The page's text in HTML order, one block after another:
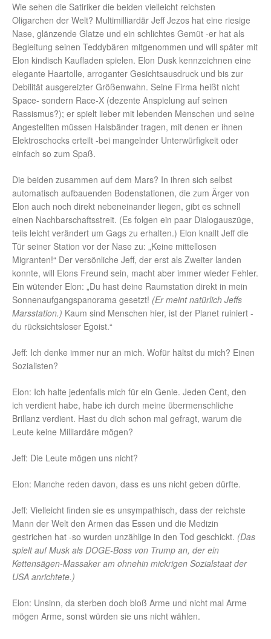
Wie sehen die Satiriker die beiden vielleicht reichsten
Oligarchen der Welt? Multimilliardär Jeff Jezos hat eine riesige
Nase, glänzende Glatze und ein schlichtes Gemüt -er hat als
Begleitung seinen Teddybären mitgenommen und will später mit
Elon kindisch Kaufladen spielen. Elon Dusk kennzeichnen eine
elegante Haartolle, arroganter Gesichtsausdruck und bis zur
Debilität ausgereizter Größenwahn. Seine Firma heißt nicht
Space- sondern Race-X (dezente Anspielung auf seinen
Rassismus?); er spielt lieber mit lebenden Menschen und seine
Angestellten müssen Halsbänder tragen, mit denen er ihnen
Elektroschocks erteilt -bei mangelnder Unterwürfigkeit oder
einfach so zum Spaß.
Die beiden zusammen auf dem Mars? In ihren sich selbst
automatisch aufbauenden Bodenstationen, die zum Ärger von
Elon auch noch direkt nebeneinander liegen, gibt es schnell
einen Nachbarschaftsstreit. (Es folgen ein paar Dialogauszüge,
teils leicht verändert um Gags zu erhalten.) Elon knallt Jeff die
Tür seiner Station vor der Nase zu: „Keine mittellosen
Migranten!“ Der versönliche Jeff, der erst als Zweiter landen
konnte, will Elons Freund sein, macht aber immer wieder Fehler.
Ein wütender Elon: „Du hast deine Raumstation direkt in mein
Sonnenaufgangspanorama gesetzt! (Er meint natürlich Jeffs
Marsstation.) Kaum sind Menschen hier, ist der Planet ruiniert -
du rücksichtsloser Egoist.“
Jeff: Ich denke immer nur an mich. Wofür hältst du mich? Einen
Sozialisten?
Elon: Ich halte jedenfalls mich für ein Genie. Jeden Cent, den
ich verdient habe, habe ich durch meine übermenschliche
Brillanz verdient. Hast du dich schon mal gefragt, warum die
Leute keine Milliardäre mögen?
Jeff: Die Leute mögen uns nicht?
Elon: Manche reden davon, dass es uns nicht geben dürfte.
Jeff: Vielleicht finden sie es unsympathisch, dass der reichste
Mann der Welt den Armen das Essen und die Medizin
gestrichen hat -so wurden unzählige in den Tod geschickt. (Das
spielt auf Musk als DOGE-Boss von Trump an, der ein
Kettensägen-Massaker am ohnehin mickrigen Sozialstaat der
USA anrichtete.)
Elon: Unsinn, da sterben doch bloß Arme und nicht mal Arme
mögen Arme, sonst würden sie uns nicht wählen.